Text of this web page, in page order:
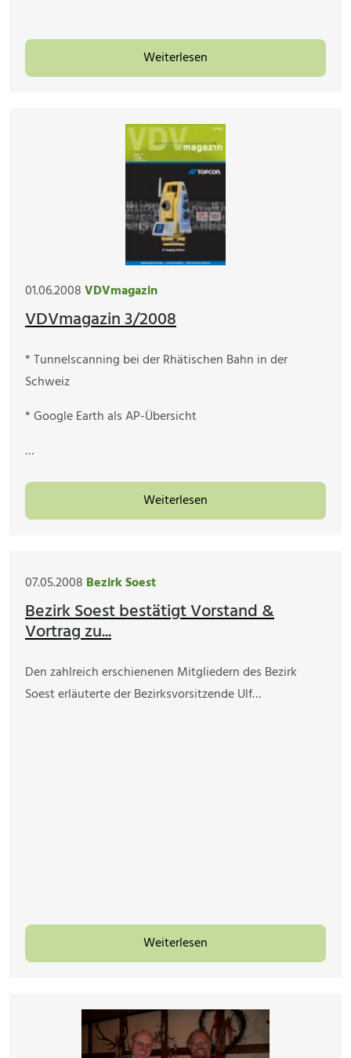
Weiterlesen
01.06.2008VDVmagazin
VDVmagazin 3/2008
* Tunnelscanning bei der Rhätischen Bahn in der
Schweiz
* Google Earth als AP-Übersicht
…
Weiterlesen
07.05.2008 Bezirk Soest
Bezirk Soest bestätigt Vorstand &
Vortrag zu...
Den zahlreich erschienenen Mitgliedern des Bezirk
Soest erläuterte der Bezirksvorsitzende Ulf…
Weiterlesen